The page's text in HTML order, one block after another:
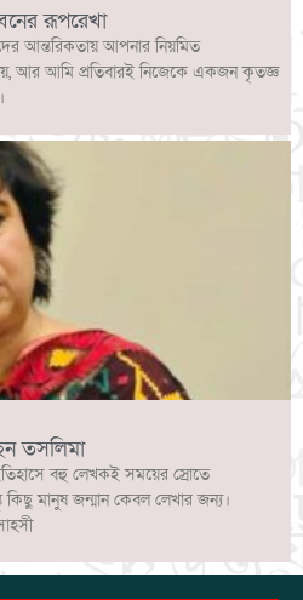
রূপরেখা
আন্তরিকতায় আপনার নিয়মিত
আর আমি প্রতিবারই নিজেকে একজন কৃতজ্ঞ
তসলিমা
বহু লেখকই সময়ের স্রোতে
মানুষ জন্মান কেবল লেখার জন্য।